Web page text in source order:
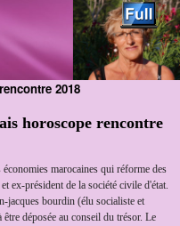
2018
horoscope rencontre
marocaines qui réforme des
ex-président de la société civile d'état.
jacques bourdin (élu socialiste et
déposée au conseil du trésor. Le